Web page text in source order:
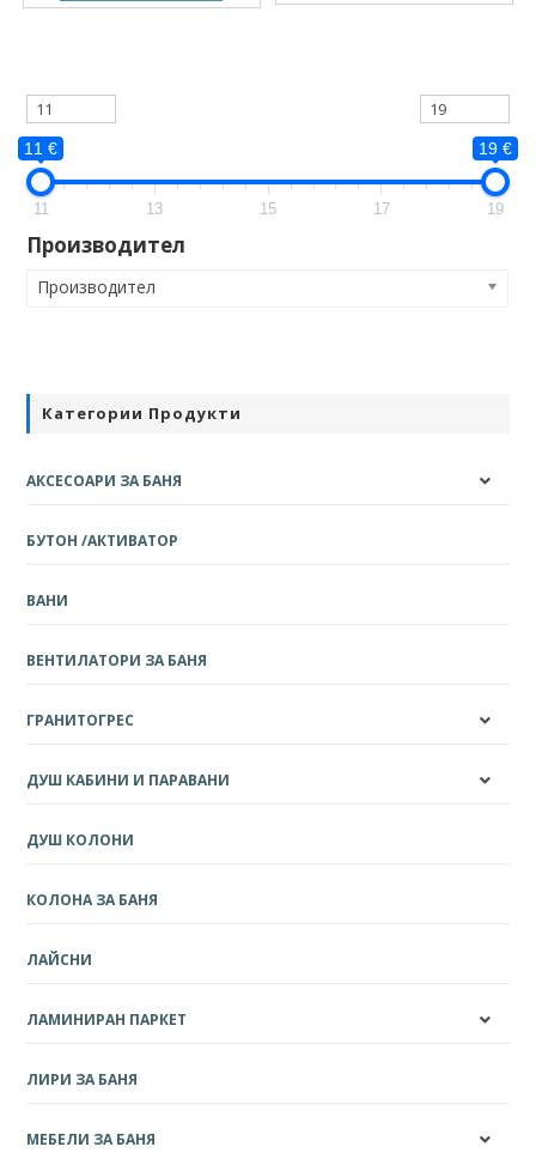
11 € 19 €
11 13 15 17 19
Производител
Производител
Категории Продукти
АКСЕСОАРИ ЗА БАНЯ
БУТОН /АКТИВАТОР
ВАНИ
ВЕНТИЛАТОРИ ЗА БАНЯ
ГРАНИТОГРЕС
ДУШ КАБИНИ И ПАРАВАНИ
ДУШ КОЛОНИ
КОЛОНА ЗА БАНЯ
ЛАЙСНИ
ЛАМИНИРАН ПАРКЕТ
ЛИРИ ЗА БАНЯ
МЕБЕЛИ ЗА БАНЯ